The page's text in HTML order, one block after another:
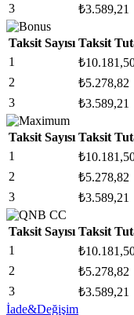
3
₺3.589,21
Taksit Sayısı Taksit
1
₺
2
₺5.278,82
3
₺3.589,21
Taksit Sayısı Taksit
1
₺
2
₺5.278,82
3
₺3.589,21
Taksit Sayısı Taksit
1
₺
2
₺5.278,82
3
₺3.589,21
İade&Değişim